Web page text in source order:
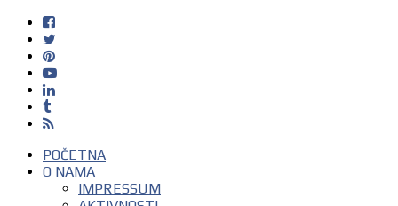
POČETNA
O NAMA
IMPRESSUM